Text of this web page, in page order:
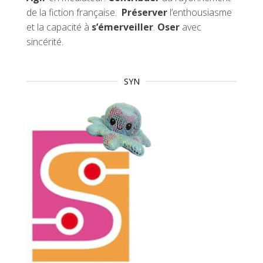
de la fiction française. Préserver l’enthousiasme
et la capacité à s’émerveiller. Oser avec
sincérité.
SYN